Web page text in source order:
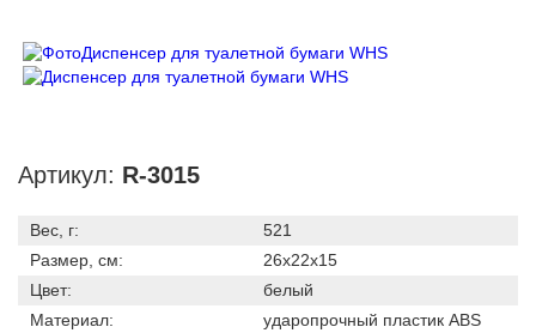
Артикул: R-3015
Вес, г:
521
Размер, см:
26x22x15
Цвет:
белый
Материал:
ударопрочный пластик ABS